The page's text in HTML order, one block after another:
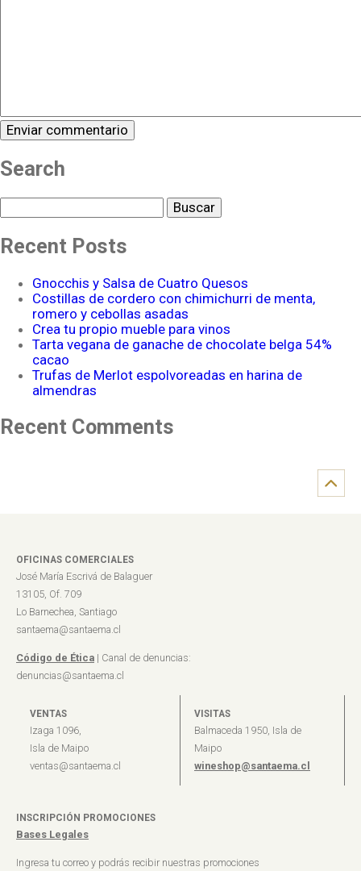
Search
Recent Posts
Gnocchis y Salsa de Cuatro Quesos
Costillas de cordero con chimichurri de menta,
romero y cebollas asadas
Crea tu propio mueble para vinos
Tarta vegana de ganache de chocolate belga 54%
cacao
Trufas de Merlot espolvoreadas en harina de
almendras
Recent Comments
OFICINAS COMERCIALES
José María Escrivá de Balaguer
13105, Of. 709
Lo Barnechea, Santiago
santaema@santaema.cl
Código de Ética | Canal de denuncias:
denuncias@santaema.cl
VENTAS
Izaga 1096,
Isla de Maipo
ventas@santaema.cl
VISITAS
Balmaceda 1950, Isla de
Maipo
wineshop@santaema.cl
INSCRIPCIÓN PROMOCIONES
Bases Legales
Ingresa tu correo y podrás recibir nuestras promociones